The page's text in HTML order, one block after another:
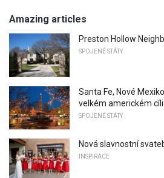
Amazing articles
Preston Hollow
SPOJENÉ STÁTY
Santa Fe, Nové
velkém americkém cíli
SPOJENÉ STÁTY
Nová slavnostní
INSPIRACE